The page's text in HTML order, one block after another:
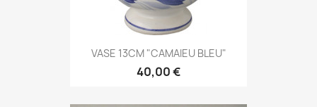
VASE 13CM "CAMAIEU BLEU"
40,00 €